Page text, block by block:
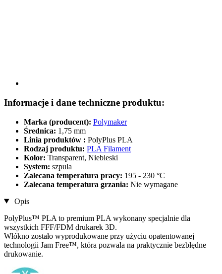
Informacje i dane techniczne produktu:
Marka (producent): Polymaker
Średnica: 1,75 mm
Linia produktów : PolyPlus PLA
Rodzaj produktu: PLA Filament
Kolor: Transparent, Niebieski
System: szpula
Zalecana temperatura pracy: 195 - 230 °C
Zalecana temperatura grzania: Nie wymagane
Opis
PolyPlus™ PLA to premium PLA wykonany specjalnie dla
wszystkich FFF/FDM drukarek 3D.
Włókno zostało wyprodukowane przy użyciu opatentowanej
technologii Jam Free™, która pozwala na praktycznie bezbłędne
drukowanie.